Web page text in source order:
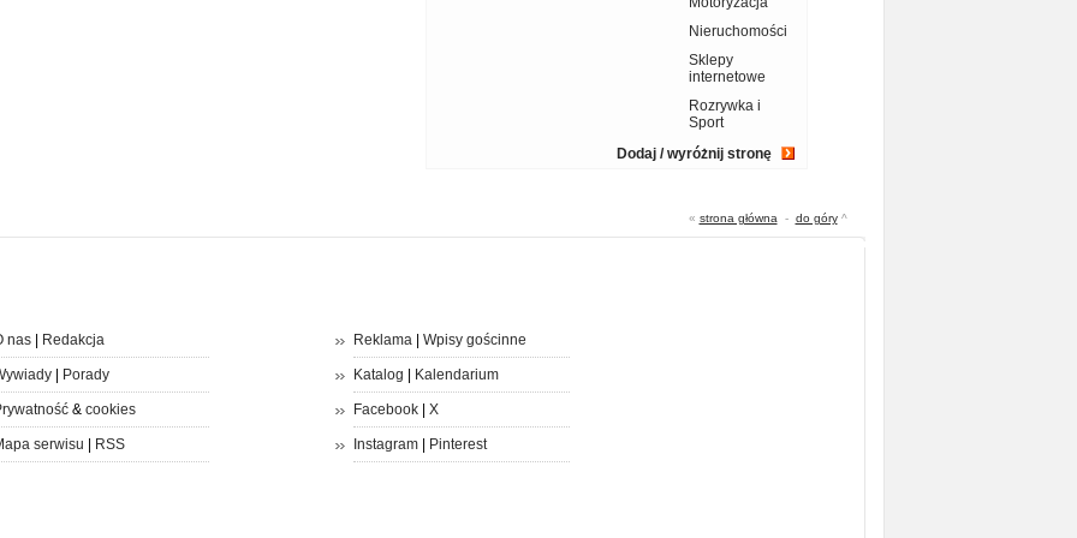
Nieruchomości
Sklepy
internetowe
Rozrywka i
Sport
Dodaj / wyróżnij stronę
« strona główna - do góry^
nas| Redakcja
| Porady
& cookies
serwisu RSS
Reklama| Wpisy gościnne
Katalog Kalendarium
Facebook| X
Instagram| Pinterest